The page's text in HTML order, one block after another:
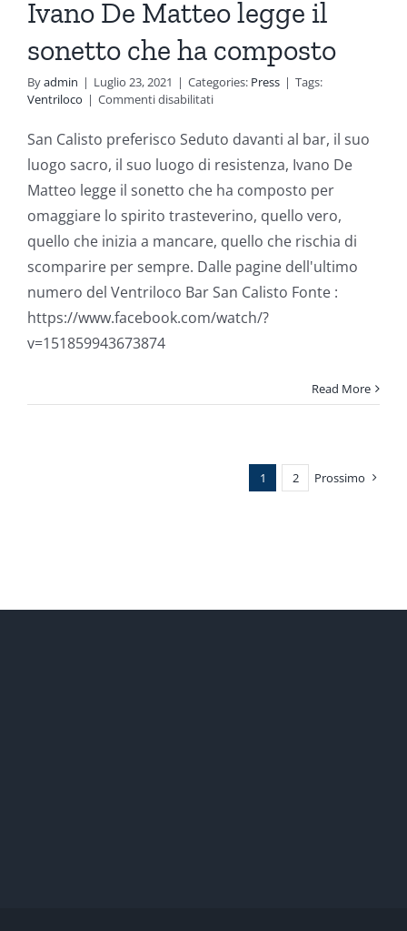
PressIvano De Matteo legge il
sonetto che ha composto
Byadmin | Luglio 23, 2021 | Categories: Press | Tags:
Ventriloco | Commenti disabilitatisu
Calisto
preferisco
–
Ivano
Matteo
legge
il
sonetto
che
composto
San Calisto preferisco Seduto davanti al bar, il suo
luogo sacro, il suo luogo di resistenza, Ivano De
Matteo legge il sonetto che ha composto per
omaggiare lo spirito trasteverino, quello vero,
quello che inizia a mancare, quello che rischia di
scomparire per sempre. Dalle pagine dell'ultimo
numero del Ventriloco Bar San Calisto Fonte :
https://www.facebook.com/watch/?
v=151859943673874
Read More
1 2 Prossimo